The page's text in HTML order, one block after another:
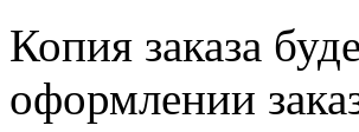
Копия заказа
оформлении